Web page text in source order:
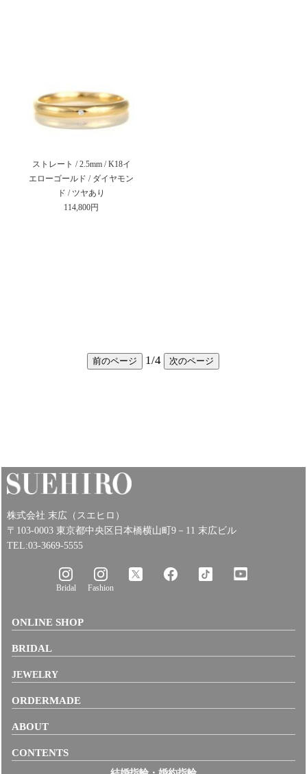
ストレート / 2.5mm / K18イ
エローゴールド / ダイヤモン
ド / ツヤあり
114,800円
前のページ 1/4 次のページ
株式会社 末広（スエヒロ）
〒103-0003 東京都中央区日本橋横山町9－11 末広ビル
TEL:03-3669-5555
Bridal Fashion
ONLINE SHOP
BRIDAL
JEWELRY
ORDERMADE
ABOUT
CONTENTS